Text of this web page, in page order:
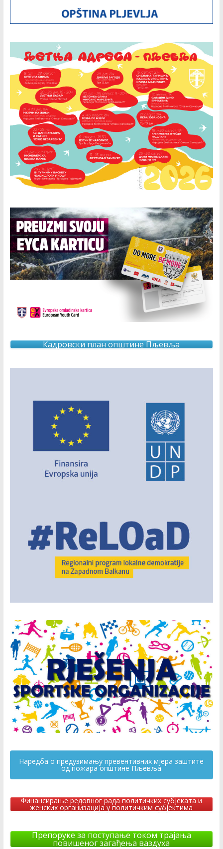
Кадровски план општине Пљевља
Наредба о предузимању превентивних мјера заштите
од пожара општине Пљевља
Финансирање редовног рада политичких субјеката и
женских организација у политичким субјектима
Препоруке за поступање током трајања
повишеног загађења ваздуха